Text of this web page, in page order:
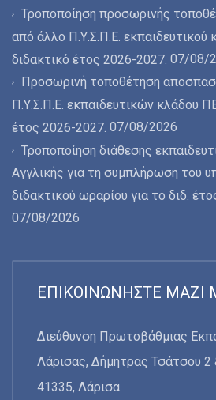
Τροποποίηση προσωρινής
από άλλο Π.Υ.Σ.Π.Ε. εκπαιδευτικού
διδακτικό έτος 2026-2027. 07/08/
Προσωρινή τοποθέτηση
Π.Υ.Σ.Π.Ε. εκπαιδευτικών κλάδου
έτος 2026-2027. 07/08/2026
Τροποποίηση διάθεσης
Αγγλικής για τη συμπλήρωση του
διδακτικού ωραρίου για το διδ.
07/08/2026
ΕΠΙΚΟΙΝΩΝΉΣΤΕ ΜΑΖΊ
Διεύθυνση Πρωτοβάθμιας
Λάρισας, Δήμητρας Τσάτσου
41335, Λάρισα.